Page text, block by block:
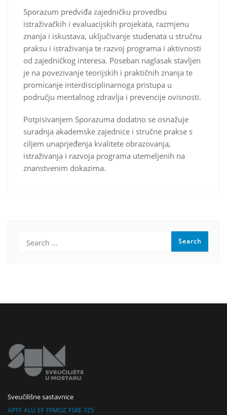
Sporazum predviđa zajedničku provedbu
istraživačkih i evaluacijskih projekata, razmjenu
znanja i iskustava, uključivanje studenata u stručnu
praksu i istraživanja te razvoj programa i aktivnosti
od zajedničkog interesa. Poseban naglasak stavljen
je na povezivanje teorijskih i praktičnih znanja te
promicanje interdisciplinarnoga pristupa u
području mentalnog zdravlja i prevencije ovisnosti.
Potpisivanjem Sporazuma dodatno se osnažuje
suradnja akademske zajednice i stručne prakse s
ciljem unaprjeđenja kvalitete obrazovanja,
istraživanja i razvoja programa utemeljenih na
znanstvenim dokazima.
Sveučilišne sastavnice
APTF ALU EF FPMOZ FSRE FZS